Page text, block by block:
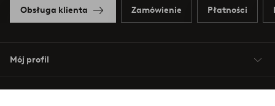
Obsługa klienta Zamówienie Płatności
Mój profil